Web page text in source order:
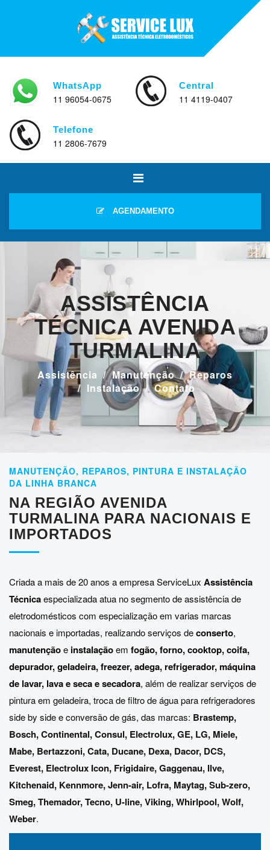
WhatsApp
11 96054-0675
Central
11 4119-0407
Telefone
11 2806-7679
AGENDAMENTO
ASSISTÊNCIA
TÉCNICA AVENIDA
TURMALINA
Assistência Manutenção
Reparos
Instalação
Contato
MANUTENÇÃO, REPAROS, PINTURA E INSTALAÇÃO
DA LINHA BRANCA
NA REGIÃO AVENIDA
TURMALINA PARA NACIONAIS E
IMPORTADOS
Criada a mais de 20 anos a empresa ServiceLux Assistência
Técnicaespecializada atua no segmento de assistência de
eletrodomésticos com especialização em varias marcas
nacionais e importadas, realizando serviços deconserto,
manutençãoe instalaçãoem fogão, forno, cooktop, coifa,
depurador, geladeira, freezer, adega, refrigerador, máquina
de lavar, lava e seca e secadora, além de realizar serviços de
pintura em geladeira, troca de filtro de água para refrigeradores
side by side e conversão de gás, das marcas: Brastemp,
Bosch,Continental,Consul, Electrolux,GE, LG, Miele,
Mabe, Bertazzoni,Cata, Ducane, Dexa, Dacor, DCS,
Everest, Electrolux Icon, Frigidaire,Gaggenau, Ilve,
Kitchenaid, Kennmore,Jenn-air, Lofra, Maytag,Sub-zero,
Smeg,Themador,Tecno, U-line,Viking,Whirlpool,Wolf,
Weber.